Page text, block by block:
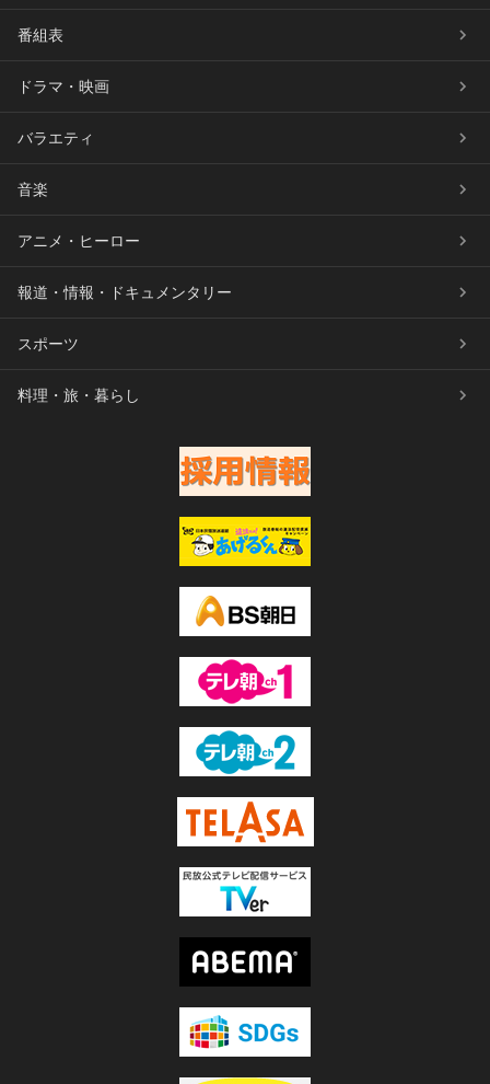
番組表
ドラマ・映画
バラエティ
音楽
アニメ・ヒーロー
報道・情報・ドキュメンタリー
スポーツ
料理・旅・暮らし